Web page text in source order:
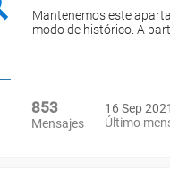
Mantenemos este
modo de histórico. A
853
Mensajes
16 Sep
Último